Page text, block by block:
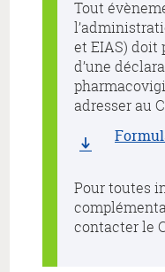
Tout
et EIAS) doit
d’une
adresser au
Pour toutes
contacter le